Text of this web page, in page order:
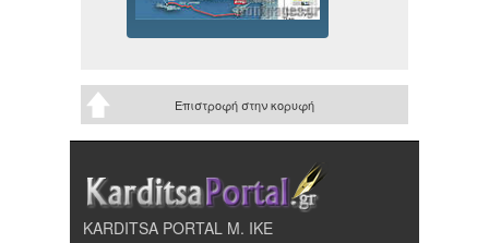
Επιστροφή στην κορυφή
KARDITSA PORTAL Μ. ΙΚΕ